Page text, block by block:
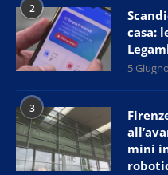
2
casa:
5
3
mini